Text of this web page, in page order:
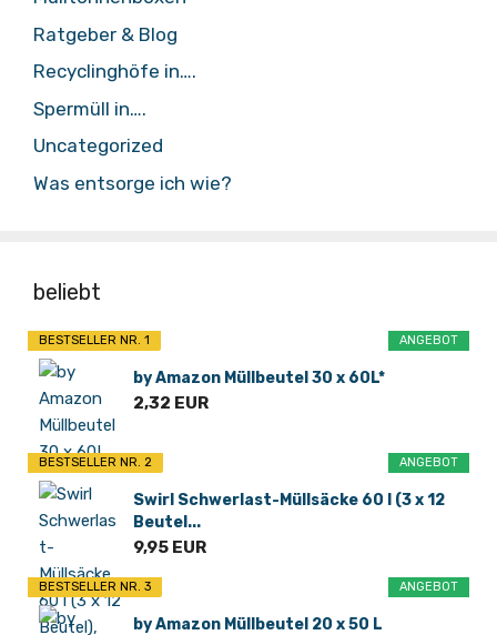
Ratgeber & Blog
Recyclinghöfe in….
Spermüll in….
Uncategorized
Was entsorge ich wie?
beliebt
ANGEBOT
BESTSELLER NR. 1
by Amazon Müllbeutel 30 x 60L*
2,32 EUR
ANGEBOT
BESTSELLER NR. 2
Swirl Schwerlast-Müllsäcke 60 l (3 x 12
Beutel...
9,95 EUR
ANGEBOT
BESTSELLER NR. 3
by Amazon Müllbeutel 20 x 50 L